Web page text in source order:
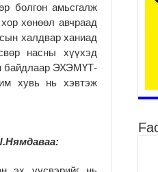
болгон амьсгалж
хөнөөл авчраад
халдвар ханиад
насны хүүхэд
байдлаар ЭХЭМҮТ-
хувь нь хэвтэж